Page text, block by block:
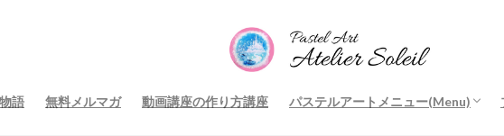
語 無料メルマガ 動画講座の作り方講座 パステルアートメニュー(Menu)